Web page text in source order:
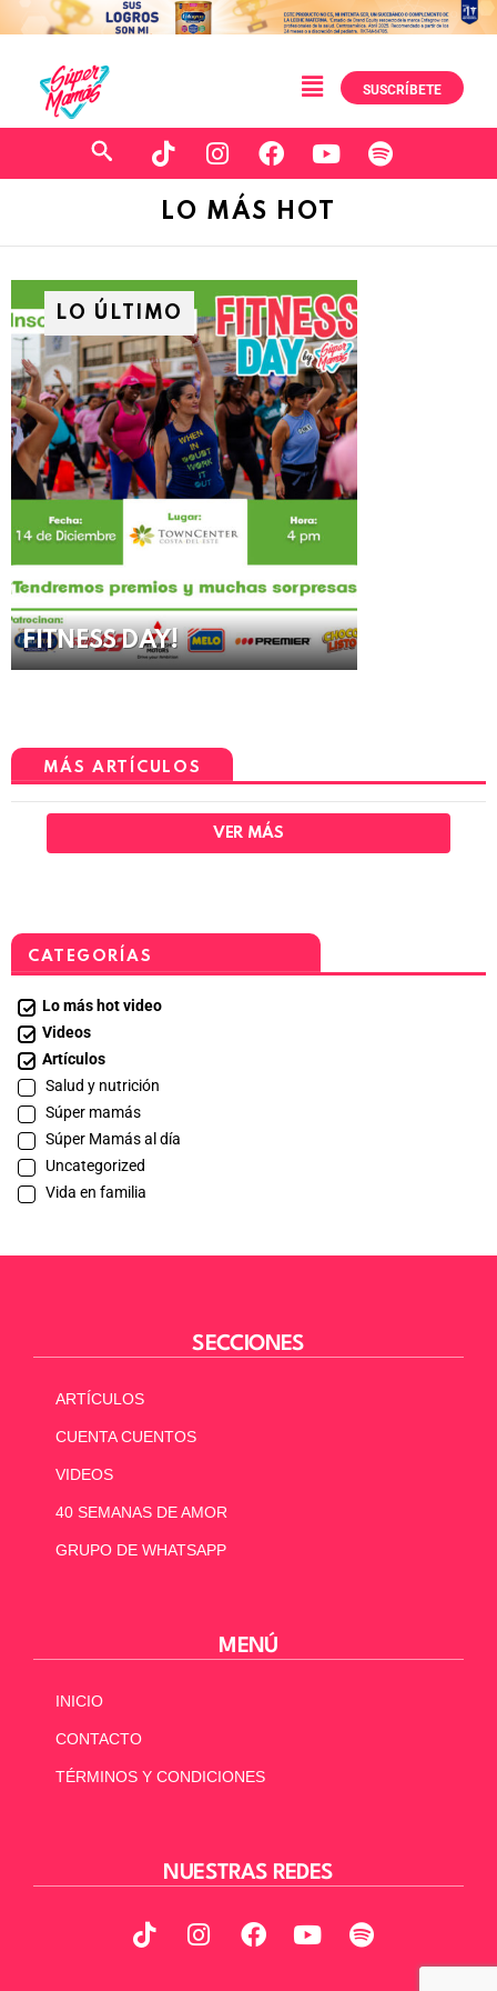
SUSCRÍBETE
LO MÁS HOT
LO ÚLTIMO
FITNESS DAY!
MÁS ARTÍCULOS
VER MÁS
CATEGORÍAS
Lo más hot video
Videos
Artículos
Salud y nutrición
Súper mamás
Súper Mamás al día
Uncategorized
Vida en familia
SECCIONES
ARTÍCULOS
CUENTA CUENTOS
VIDEOS
40 SEMANAS DE AMOR
GRUPO DE WHATSAPP
MENÚ
INICIO
CONTACTO
TÉRMINOS Y CONDICIONES
NUESTRAS REDES